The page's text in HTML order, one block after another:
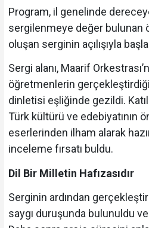
Program, il genelinde
sergilenmeye değer bulunan
oluşan serginin açılışıyla
Sergi alanı, Maarif
öğretmenlerin
dinletisi eşliğinde gezildi.
Türk kültürü ve edebiyatının
eserlerinden ilham alarak
inceleme fırsatı buldu.
Dil Bir Milletin Hafızasıdır
Serginin ardından
saygı duruşunda bulunuldu